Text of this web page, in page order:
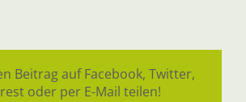
Beitrag auf Facebook, Twitter,
oder per E-Mail teilen!